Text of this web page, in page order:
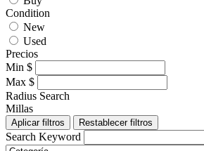
Condition
New
Used
Precios
Min $
Max $
Radius Search
Millas
Aplicar filtros Restablecer filtros
Search Keyword